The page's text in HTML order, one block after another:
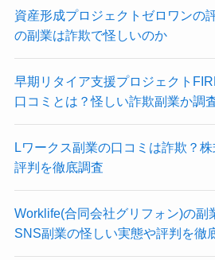
資産形成プロジェクトゼロワンの
の副業は詐欺で怪しいのか
早期リタイア支援プロジェクト
口コミとは？怪しい詐欺副業か調
Lワークス副業の口コミは詐欺？
評判を徹底調査
Worklife(合同会社グリフォン)の副
SNS副業の怪しい実態や評判を徹